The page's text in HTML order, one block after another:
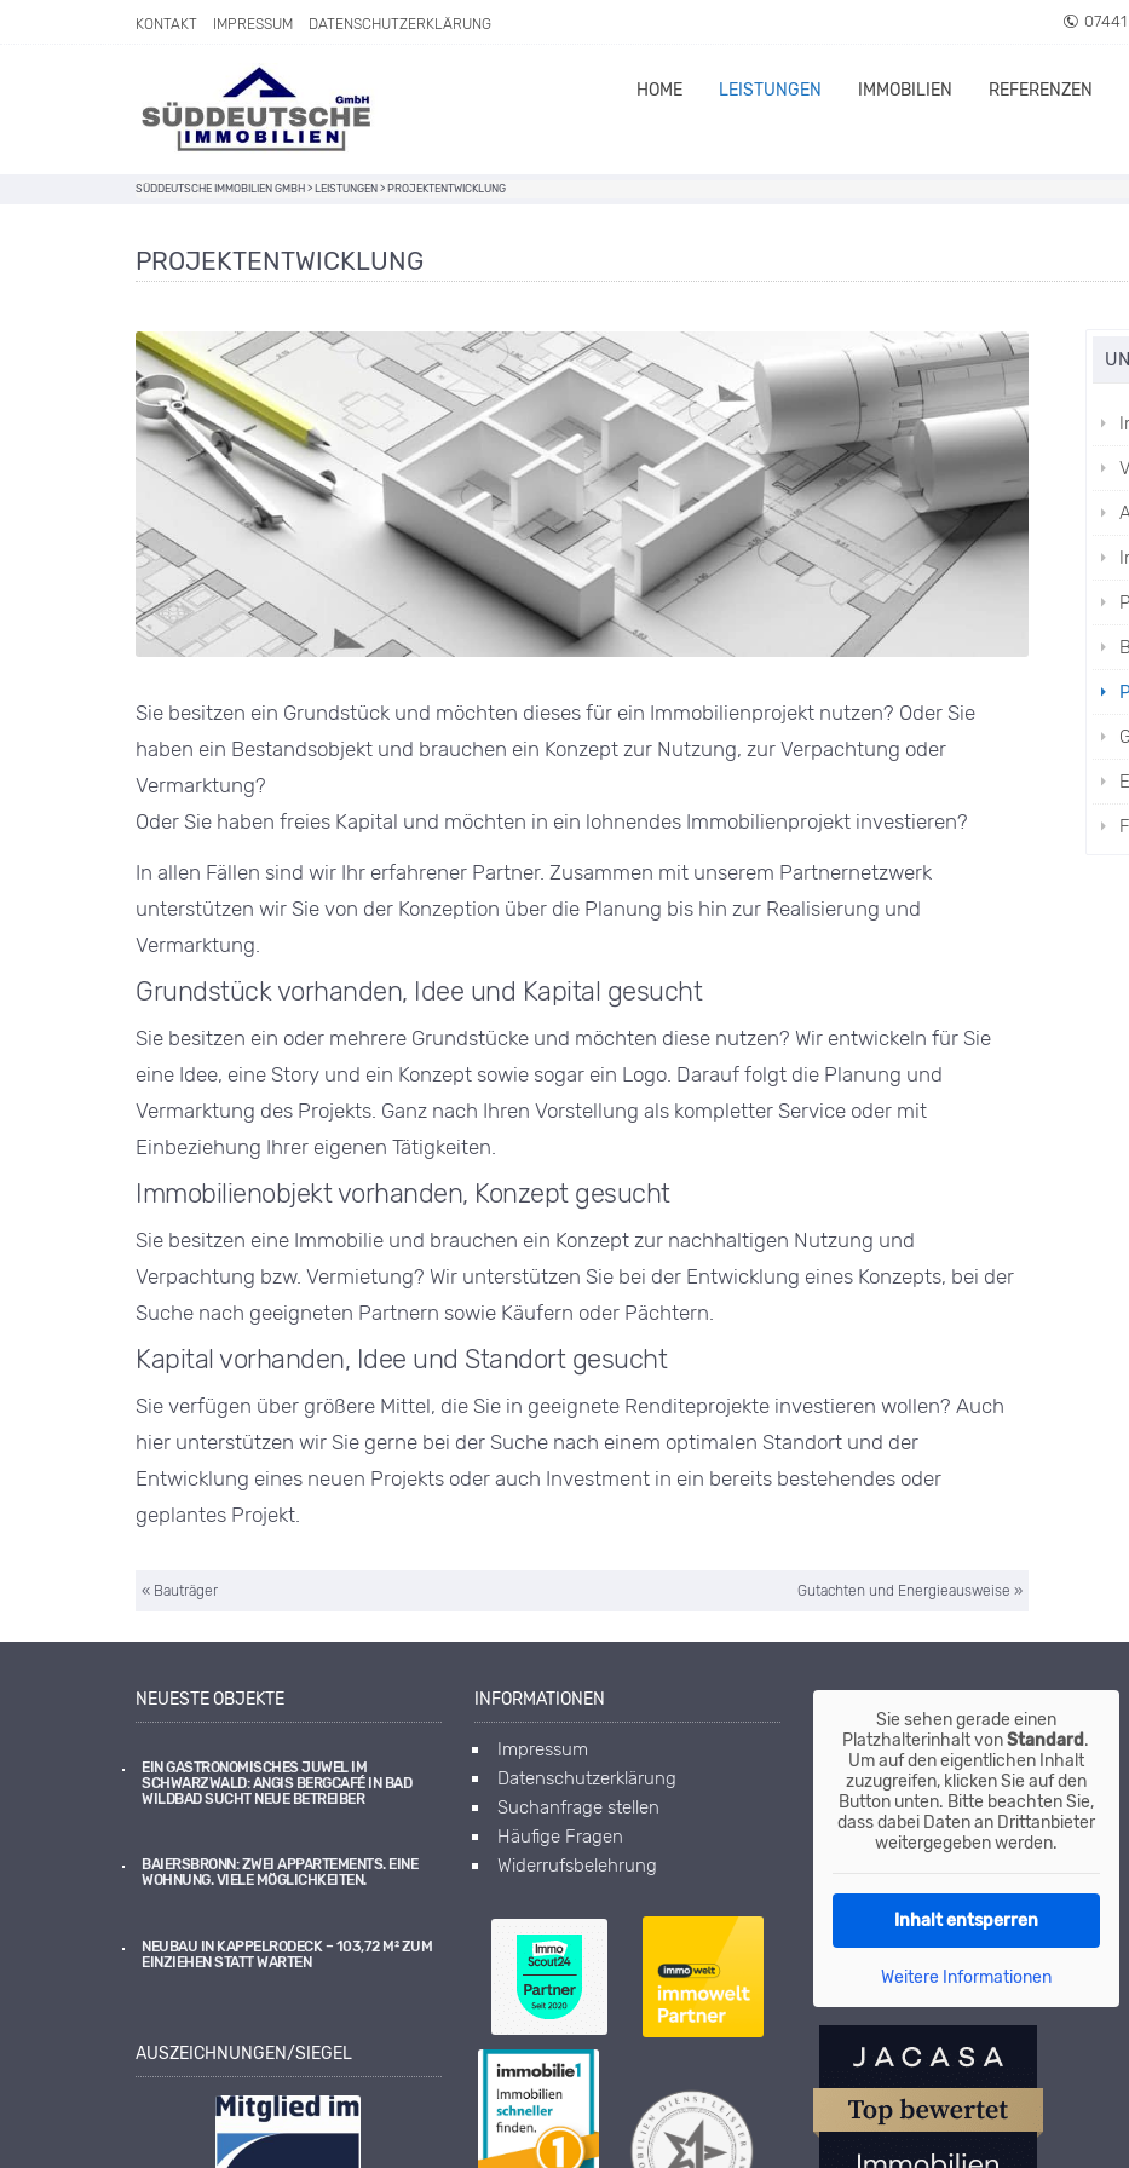
Direkt zum Inhalt springen
KONTAKT IMPRESSUM DATENSCHUTZERKLÄRUNG 07441
HOME LEISTUNGEN IMMOBILIEN REFERENZEN
SÜDDEUTSCHE IMMOBILIEN GMBH > LEISTUNGEN > PROJEKTENTWICKLUNG
PROJEKTENTWICKLUNG
Sie besitzen ein Grundstück und möchten dieses für ein Immobilienprojekt nutzen? Oder Sie
haben ein Bestandsobjekt und brauchen ein Konzept zur Nutzung, zur Verpachtung oder
Vermarktung?
Oder Sie haben freies Kapital und möchten in ein lohnendes Immobilienprojekt investieren?
In allen Fällen sind wir Ihr erfahrener Partner. Zusammen mit unserem Partnernetzwerk
unterstützen wir Sie von der Konzeption über die Planung bis hin zur Realisierung und
Vermarktung.
Grundstück vorhanden, Idee und Kapital gesucht
Sie besitzen ein oder mehrere Grundstücke und möchten diese nutzen? Wir entwickeln für Sie
eine Idee, eine Story und ein Konzept sowie sogar ein Logo. Darauf folgt die Planung und
Vermarktung des Projekts. Ganz nach Ihren Vorstellung als kompletter Service oder mit
Einbeziehung Ihrer eigenen Tätigkeiten.
Immobilienobjekt vorhanden, Konzept gesucht
Sie besitzen eine Immobilie und brauchen ein Konzept zur nachhaltigen Nutzung und
Verpachtung bzw. Vermietung? Wir unterstützen Sie bei der Entwicklung eines Konzepts, bei der
Suche nach geeigneten Partnern sowie Käufern oder Pächtern.
Kapital vorhanden, Idee und Standort gesucht
Sie verfügen über größere Mittel, die Sie in geeignete Renditeprojekte investieren wollen? Auch
hier unterstützen wir Sie gerne bei der Suche nach einem optimalen Standort und der
Entwicklung eines neuen Projekts oder auch Investment in ein bereits bestehendes oder
geplantes Projekt.
« Bauträger Gutachten und Energieausweise »
NEUESTE OBJEKTE
EIN GASTRONOMISCHES JUWEL IM
SCHWARZWALD: ANGIS BERGCAFÉ IN BAD
WILDBAD SUCHT NEUE BETREIBER
BAIERSBRONN: ZWEI APPARTEMENTS. EINE
WOHNUNG. VIELE MÖGLICHKEITEN.
NEUBAU IN KAPPELRODECK – 103,72 M² ZUM
EINZIEHEN STATT WARTEN
AUSZEICHNUNGEN/SIEGEL
INFORMATIONEN
Impressum
Datenschutzerklärung
Suchanfrage stellen
Häufige Fragen
Widerrufsbelehrung
Sie sehen gerade einen
Platzhalterinhalt vonStandard .
Um auf den eigentlichen Inhalt
zuzugreifen, klicken Sie auf den
Button unten. Bitte beachten Sie,
dass dabei Daten an Drittanbieter
weitergegeben werden.
Inhalt entsperren
Weitere Informationen